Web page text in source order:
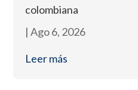
colombiana
| Ago 6, 2026
Leer más